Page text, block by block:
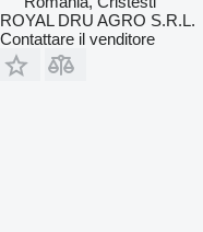
ROYAL DRU AGRO S.R.L.
Contattare il venditore